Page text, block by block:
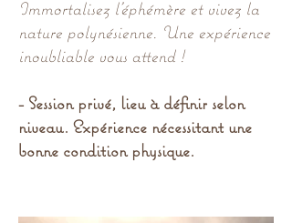
Immortalisez l’éphémère et vivez la
nature polynésienne. Une expérience
inoubliable vous attend !
- Session privé, lieu à définir selon
niveau. Expérience nécessitant une
bonne condition physique.